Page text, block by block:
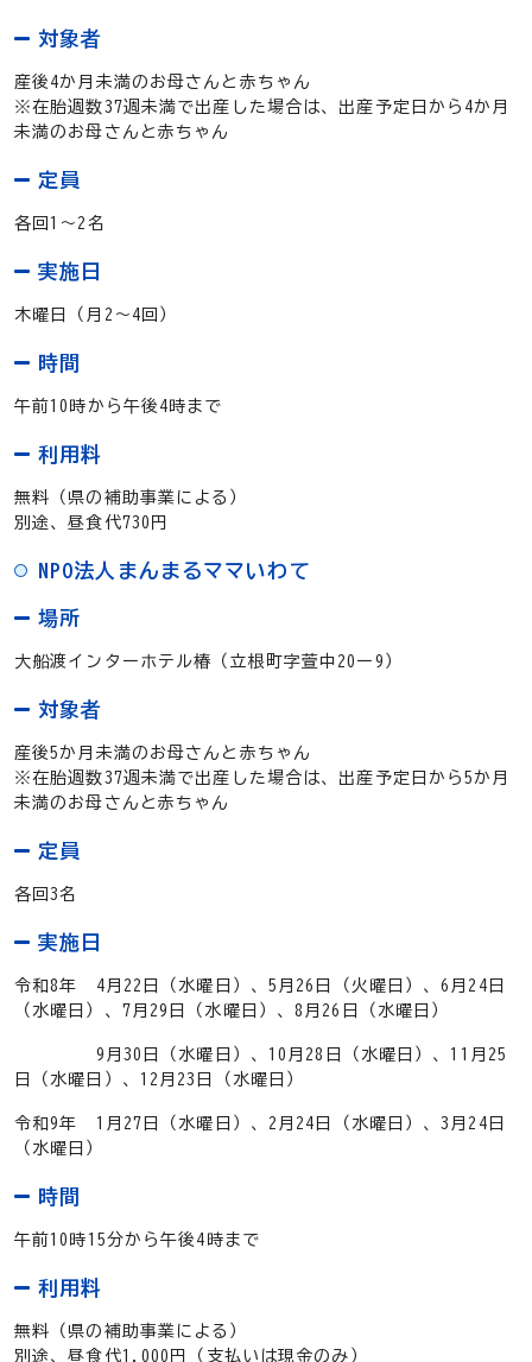
対象者
産後4か月未満のお母さんと赤ちゃん
※在胎週数37週未満で出産した場合は、出産予定日から4か月
未満のお母さんと赤ちゃん
定員
各回1～2名
実施日
木曜日（月2～4回）
時間
午前10時から午後4時まで
利用料
無料（県の補助事業による）
別途、昼食代730円
NPO法人まんまるママいわて
場所
大船渡インターホテル椿（立根町字萱中20ー9）
対象者
産後5か月未満のお母さんと赤ちゃん
※在胎週数37週未満で出産した場合は、出産予定日から5か月
未満のお母さんと赤ちゃん
定員
各回3名
実施日
令和8年 4月22日（水曜日）、5 月26日（火曜日）、6 月24日
（水曜日）、7 月29日（水曜日）、8 月26日（水曜日）
9 月30日（水曜日）、 10月28日（水曜日）、 11月25
日（水曜日）、 12月23日（水曜日）
令和9年 1月27日（水曜日）、2 月24日（水曜日）、3 月24日
（水曜日）
時間
午前10時15分から午後4時まで
利用料
無料（県の補助事業による）
別途、昼食代1,000円（支払いは現金のみ）